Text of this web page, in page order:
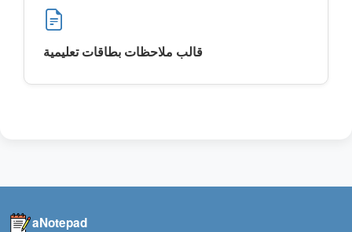
قالب ملاحظات بطاقات تعليمية
aNotepad